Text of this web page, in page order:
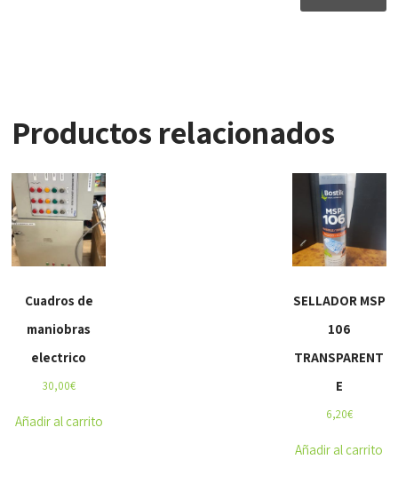
Productos relacionados
Cuadros de
maniobras
electrico
30,00€
Añadir al carrito
SELLADOR MSP
106
TRANSPARENT
E
6,20€
Añadir al carrito